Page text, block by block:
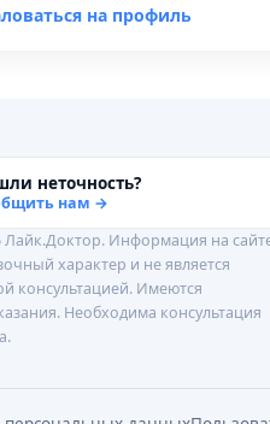
на профиль
неточность?
нам →
Лайк.Доктор. Информация на
характер и не является
консультацией. Имеются
Необходима консультация